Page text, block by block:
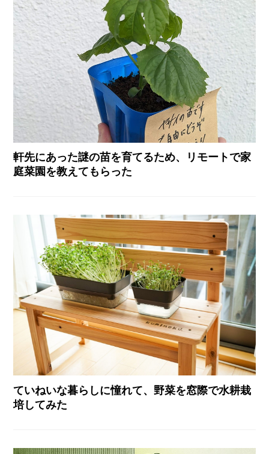
軒先にあった謎の苗を育てるため、リモートで家
庭菜園を教えてもらった
ていねいな暮らしに憧れて、野菜を窓際で水耕栽
培してみた